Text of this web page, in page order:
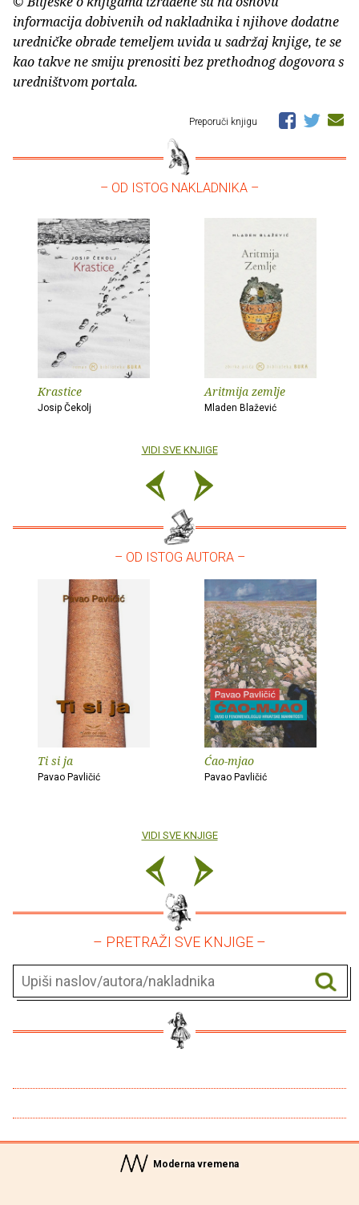
informacija dobivenih od nakladnika i njihove dodatne
uredničke obrade temeljem uvida u sadržaj knjige, te se
kao takve ne smiju prenositi bez prethodnog dogovora s
uredništvom portala.
Preporuči knjigu
– OD ISTOG NAKLADNIKA –
Krastice
Josip Čekolj
Aritmija zemlje
Mladen Blažević
VIDI SVE KNJIGE
– OD ISTOG AUTORA –
Ti si ja
Pavao Pavličić
Ćao-mjao
Pavao Pavličić
VIDI SVE KNJIGE
– PRETRAŽI SVE KNJIGE –
Moderna vremena